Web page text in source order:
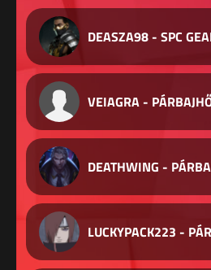
DEASZA98 - SPC
VEIAGRA -
DEATHWING -
LUCKYPACK223 -